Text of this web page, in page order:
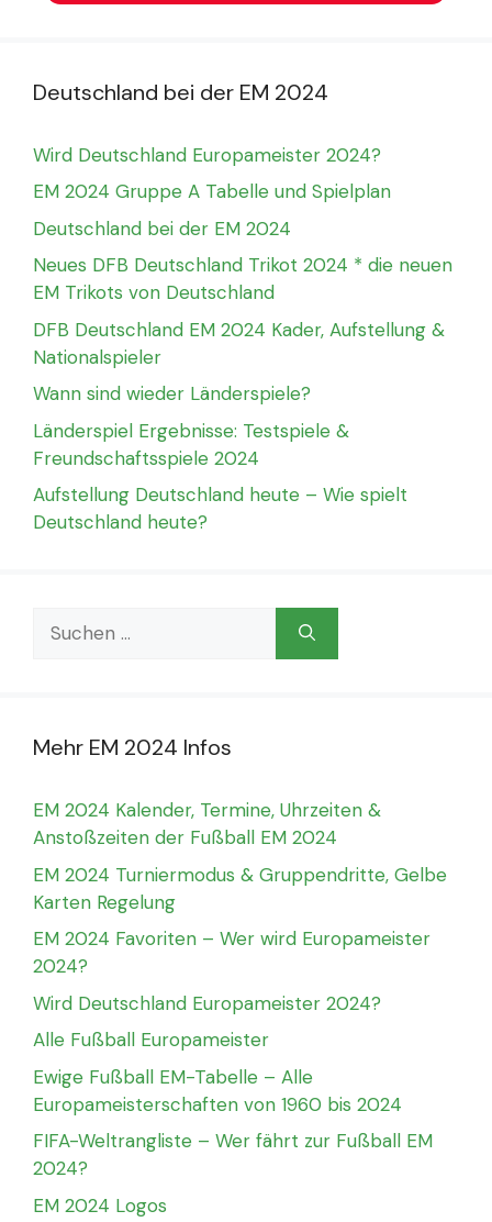
Deutschland bei der EM 2024
Wird Deutschland Europameister 2024?
EM 2024 Gruppe A Tabelle und Spielplan
Deutschland bei der EM 2024
Neues DFB Deutschland Trikot 2024 * die neuen
EM Trikots von Deutschland
DFB Deutschland EM 2024 Kader, Aufstellung &
Nationalspieler
Wann sind wieder Länderspiele?
Länderspiel Ergebnisse: Testspiele &
Freundschaftsspiele 2024
Aufstellung Deutschland heute – Wie spielt
Deutschland heute?
Suchen
nach:
Mehr EM 2024 Infos
EM 2024 Kalender, Termine, Uhrzeiten &
Anstoßzeiten der Fußball EM 2024
EM 2024 Turniermodus & Gruppendritte, Gelbe
Karten Regelung
EM 2024 Favoriten – Wer wird Europameister
2024?
Wird Deutschland Europameister 2024?
Alle Fußball Europameister
Ewige Fußball EM-Tabelle – Alle
Europameisterschaften von 1960 bis 2024
FIFA-Weltrangliste – Wer fährt zur Fußball EM
2024?
EM 2024 Logos